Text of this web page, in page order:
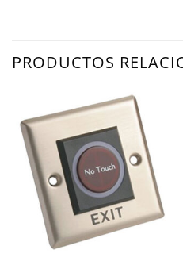
PRODUCTOS